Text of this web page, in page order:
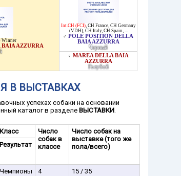
Winner
AZZURRA
Int.CH (FCI), CH France, CH Germany
(VDH), CH Italy, CH Spain, ...
♂ POLE POSITION DELLA
BAIA AZZURRA
Черный
♀ MAREA DELLA BAIA
AZZURRA
Голубой
В ВЫСТАВКАХ
успехах собаки на основании
каталог в разделе ВЫСТАВКИ.
Класс
Число
собак в
классе
Число собак на
выставке (того же
пола/всего)
Результат
Чемпионы 4
15 / 35